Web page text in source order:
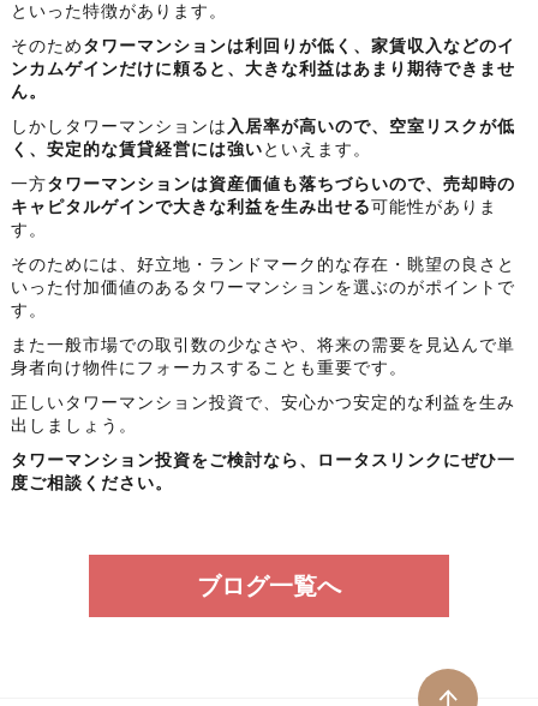
といった特徴があります。
そのためタワーマンションは利回りが低く、家賃収入などのイ
ンカムゲインだけに頼ると、大きな利益はあまり期待できませ
ん。
しかしタワーマンションは 入居率が高いので、空室リスクが低
く、安定的な賃貸経営には強いといえます。
一方タワーマンションは資産価値も落ちづらいので、売却時の
キャピタルゲインで大きな利益を生み出せる可能性がありま
す。
そのためには、好立地・ランドマーク的な存在・眺望の良さと
いった付加価値のあるタワーマンションを選ぶのがポイントで
す。
また一般市場での取引数の少なさや、将来の需要を見込んで単
身者向け物件にフォーカスすることも重要です。
正しいタワーマンション投資で、安心かつ安定的な利益を生み
出しましょう。
タワーマンション投資をご検討なら、ロータスリンクにぜひ一
度ご相談ください。
ブログ一覧へ